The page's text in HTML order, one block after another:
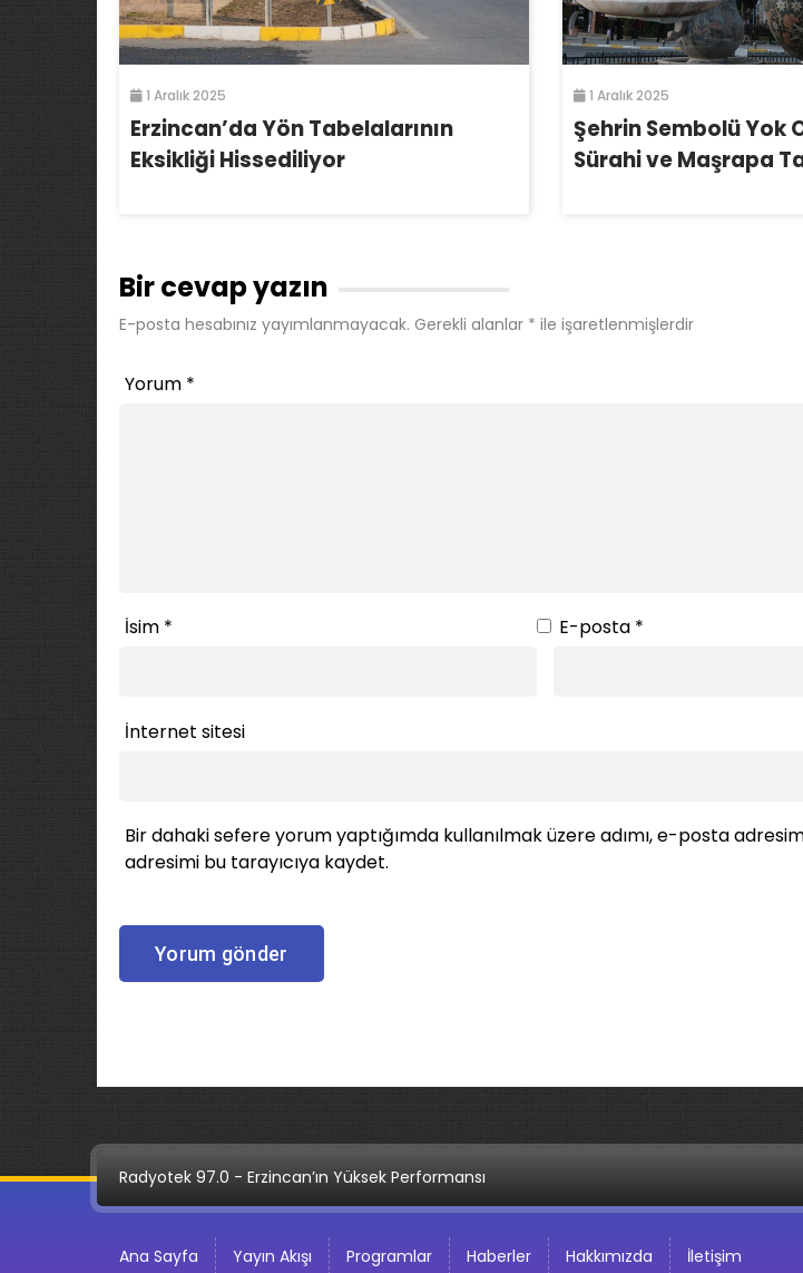
1 Aralık 2025
Erzincan’da Yön Tabelalarının
Eksikliği Hissediliyor
1 Aralık 2025
Şehrin Sembolü Yok
Sürahi ve Maşrapa
Bir cevap yazın
E-posta hesabınız yayımlanmayacak. Gerekli alanlar * ile işaretlenmişlerdir
Yorum *
İsim * E-posta *
İnternet sitesi
Bir dahaki sefere yorum yaptığımda kullanılmak üzere adımı, e-posta
adresimi bu tarayıcıya kaydet.
Radyotek 97.0 - Erzincan’ın Yüksek Performansı
Ana Sayfa Yayın Akışı Programlar Haberler Hakkımızda İletişim